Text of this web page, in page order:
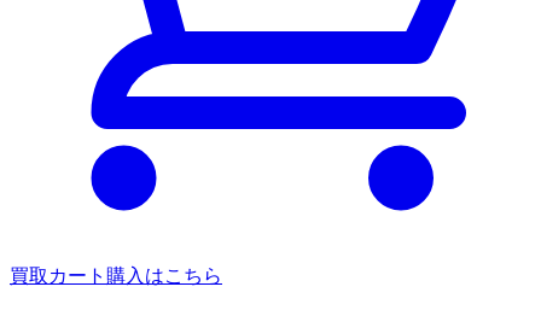
買取カート 購入はこちら